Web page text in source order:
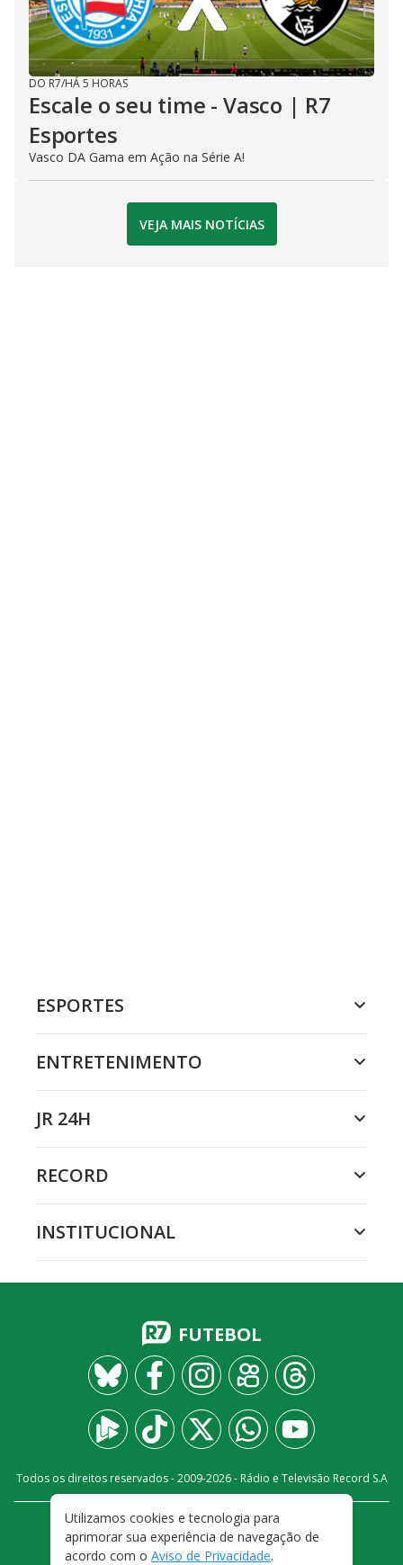
DO R7/HÁ 5 HORAS
Escale o seu time - Vasco | R7
Esportes
Vasco DA Gama em Ação na Série A!
VEJA MAIS NOTÍCIAS
ESPORTES
ENTRETENIMENTO
JR 24H
RECORD
INSTITUCIONAL
FUTEBOL
Todos os direitos reservados - 2009-2026- Rádio e Televisão Record S.A
FALE CONOSCO
PRIVACIDADE
TERMOS E CONDIÇÕES DE USO
Utilizamos cookies e tecnologia para
aprimorar sua experiência de navegação de
acordo com o Aviso de Privacidade.